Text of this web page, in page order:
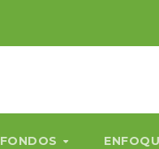
FONDOS